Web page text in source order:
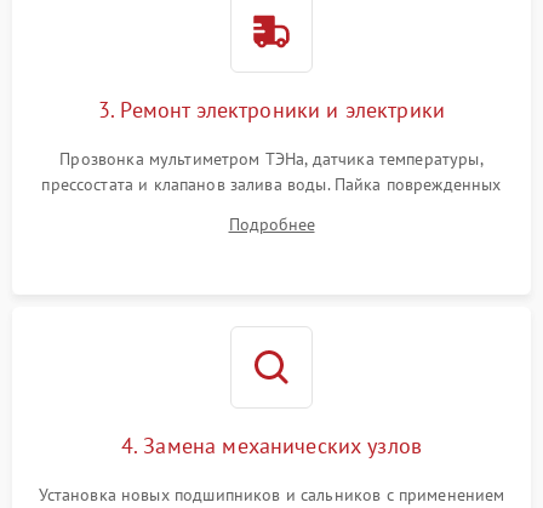
3. Ремонт электроники и электрики
Прозвонка мультиметром ТЭНа, датчика температуры,
прессостата и клапанов залива воды. Пайка поврежденных
Восстановление целостности проводки и контактов.
Подробнее
4. Замена механических узлов
Установка новых подшипников и сальников с применением